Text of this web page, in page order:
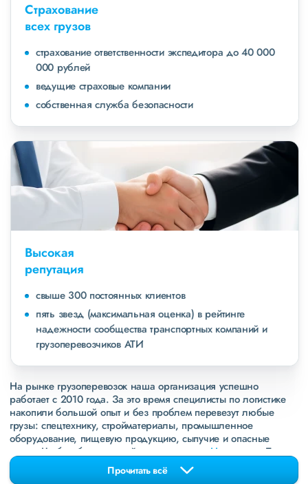
Страхование
всех грузов
страхование ответственности экспедитора до 40 000
000 рублей
ведущие страховые компании
собственная служба безопасности
Высокая
репутация
свыше 300 постоянных клиентов
пять звезд (максимальная оценка) в рейтинге
надежности сообщества транспортных компаний и
грузоперевозчиков АТИ
На рынке грузоперевозок наша организация успешно
работает с 2010 года. За это время специлисты по логистике
накопили большой опыт и без проблем перевезут любые
грузы: спецтехнику, стройматериалы, промышленное
оборудование, пищевую продукцию, сыпучие и опасные
грузы. Чтобы убедиться зайдите в раздел
«Наш опыт»
. Там
свежие примеры перевозок, которые обновляются несколько
раз в неделю. Также недавно мы запустили новые
Прочитать всё